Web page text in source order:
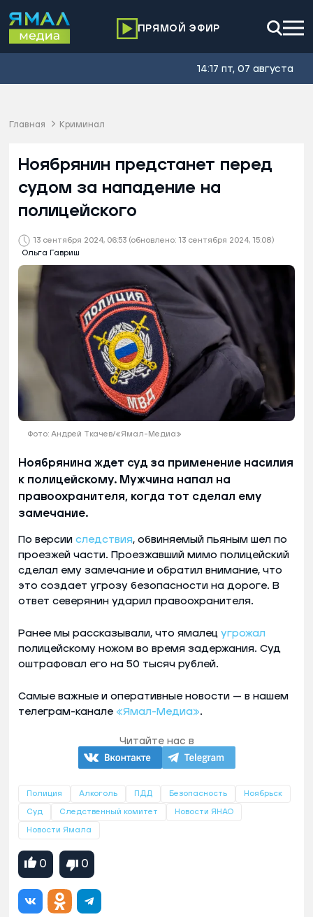
ПРЯМОЙ ЭФИР
14:17 пт, 07 августа
Главная Криминал
13 сентября 2024, 06:53 (обновлено: 13 сентября 2024, 15:08)
Ольга Гавриш
Ноябрянин предстанет перед
судом за нападение на
полицейского
Фото: Андрей Ткачев/«Ямал-Медиа»
Ноябрянина ждет суд за применение насилия
к полицейскому. Мужчина напал на
правоохранителя, когда тот сделал ему
замечание.
По версии следствия, обвиняемый пьяным шел по
проезжей части. Проезжавший мимо полицейский
сделал ему замечание и обратил внимание, что
это создает угрозу безопасности на дороге. В
ответ северянин ударил правоохранителя.
Ранее мы рассказывали, что ямалец угрожал
полицейскому ножом во время задержания. Суд
оштрафовал его на 50 тысяч рублей.
Самые важные и оперативные новости — в нашем
телеграм-канале «Ямал-Медиа».
Читайте нас в
Полиция Алкоголь ПДД Безопасность Ноябрьск
Суд Следственный комитет Новости ЯНАО
Новости Ямала
0 0